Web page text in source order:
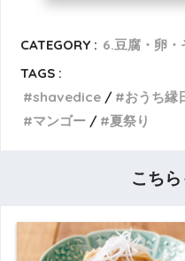
CATEGORY : 6.豆腐・卵・
TAGS :
shavedice
おうち縁
マンゴー
夏祭り
こち